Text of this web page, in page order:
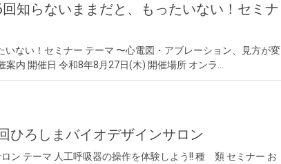
知らないままだと、もったいない！セミナ
ない！セミナー テーマ 〜心電図・アブレーション、見方が変
内 開催日 令和8年8月27日(木) 開催場所 オンラ…
ひろしまバイオデザインサロン
ン テーマ 人工呼吸器の操作を体験しよう!! 種 類 セミナー お